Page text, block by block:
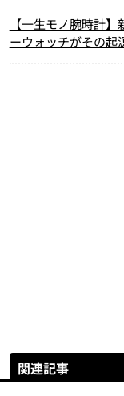
【一生モノ腕時計
ーウォッチがその起
関連記事